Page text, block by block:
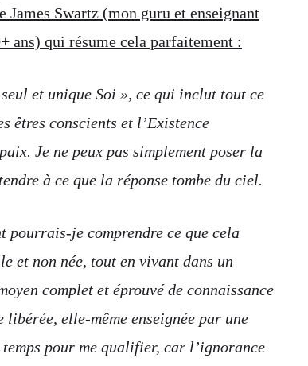
Swartz (mon guru et enseignant
ans) qui résume cela parfaitement :
et unique Soi », ce qui inclut tout ce
êtres conscients et l’Existence
Je ne peux pas simplement poser la
à ce que la réponse tombe du ciel.
pourrais-je comprendre ce que cela
et non née, tout en vivant dans un
complet et éprouvé de connaissance
elle-même enseignée par une
pour me qualifier, car l’ignorance